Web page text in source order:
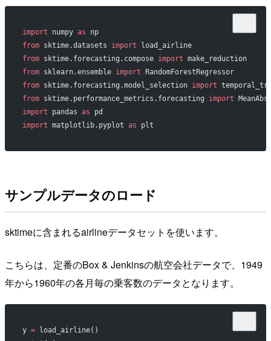
import numpy as np
from sktime.datasets import load_airline
from sktime.forecasting.compose import make_reduction
from sklearn.ensemble import RandomForestRegressor
from sktime.forecasting.model_selection import
from sktime.performance_metrics.forecasting import
import pandas as pd
import matplotlib.pyplot as plt
サンプルデータのロード
sktimeに含まれるairlineデータセットを使います。
こちらは、定番のBox & Jenkinsの航空会社データで、1949
年から1960年の各月毎の乗客数のデータとなります。
y = load_airline()